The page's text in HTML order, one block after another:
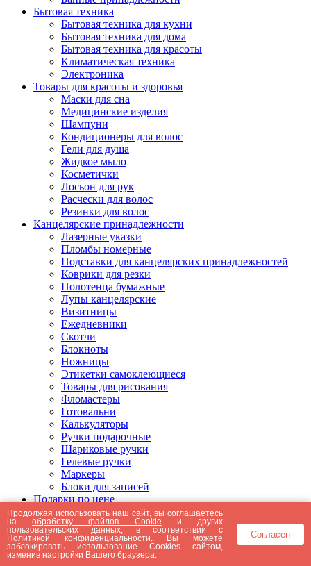
Бытовая техника
Бытовая техника для кухни
Бытовая техника для дома
Бытовая техника для красоты
Климатическая техника
Электроника
Товары для красоты и здоровья
Маски для сна
Медицинские изделия
Шампуни
Кондиционеры для волос
Гели для душа
Жидкое мыло
Косметички
Лосьон для рук
Расчески для волос
Резинки для волос
Канцелярские принадлежности
Лазерные указки
Пломбы номерные
Подставки для канцелярских принадлежностей
Коврики для резки
Полотенца бумажные
Лупы канцелярские
Визитницы
Ежедневники
Скотчи
Блокноты
Ножницы
Этикетки самоклеющиеся
Товары для рисования
Фломастеры
Готовальни
Калькуляторы
Ручки подарочные
Шариковые ручки
Гелевые ручки
Маркеры
Блоки для записей
Подарки по цене
Подарки от 5000 рублей
Подарки до 5000 рублей
Подарки до 3000 рублей
Подарки до 2000 рублей
Подарки до 1000 рублей
Продолжая использовать наш сайт, вы соглашаетесь
наобработку файлов Cookie и других
пользовательских данных, в соответствии с
Политикой конфиденциальности . Вы можете
заблокировать использование Cookies сайтом,
изменив настройки Вашего браузера.
Согласен